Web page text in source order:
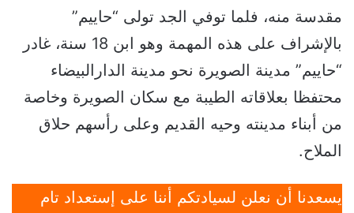
مقدسة منه، فلما توفي الجد تولى “حاييم”
بالإشراف على هذه المهمة وهو ابن 18 سنة، غادر
“حاييم” مدينة الصويرة نحو مدينة الدارالبيضاء
محتفظا بعلاقاته الطيبة مع سكان الصويرة وخاصة
من أبناء مدينته وحيه القديم وعلى رأسهم حلاق
الملاح.
يسعدنا أن نعلن لسيادتكم أننا على إستعداد تام